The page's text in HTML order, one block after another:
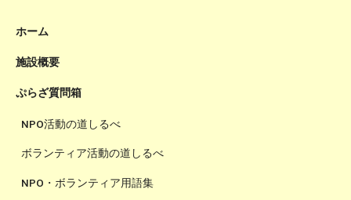
ホーム
施設概要
ぷらざ質問箱
NPO活動の道しるべ
ボランティア活動の道しるべ
NPO・ボランティア用語集